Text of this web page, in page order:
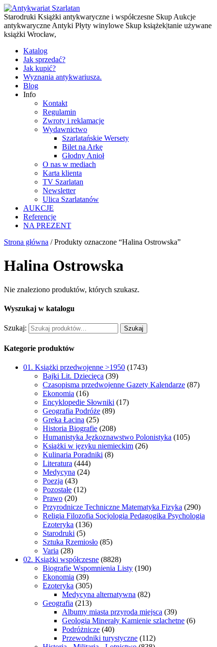
Starodruki Książki antykwaryczne i współczesne Skup Aukcje
antykwaryczne Antyki Płyty winylowe Skup książek|tanie używane
książki Wrocław,
Katalog
Jak sprzedać?
Jak kupić?
Wyznania antykwariusza.
Blog
Info
Kontakt
Regulamin
Zwroty i reklamacje
Wydawnictwo
Szarlatańskie Wersety
Bilet na Arkę
Głodny Anioł
O nas w mediach
Karta klienta
TV Szarlatan
Newsletter
Ulica Szarlatanów
AUKCJE
Referencje
NA PREZENT
Strona główna / Produkty oznaczone “Halina Ostrowska”
Halina Ostrowska
Nie znaleziono produktów, których szukasz.
Wyszukaj w katalogu
Szukaj: Szukaj
Kategorie produktów
01. Książki przedwojenne >1950 (1743)
Bajki Lit. Dziecięca (39)
Czasopisma przedwojenne Gazety Kalendarze (87)
Ekonomia (16)
Encyklopedie Słowniki (17)
Geografia Podróże (89)
Greka Łacina (25)
Historia Biografie (208)
Humanistyka Jęzkoznawstwo Polonistyka (105)
Książki w języku niemieckim (26)
Kulinaria Poradniki (8)
Literatura (444)
Medycyna (24)
Poezja (43)
Pozostałe (12)
Prawo (20)
Przyrodnicze Techniczne Matematyka Fizyka (290)
Religia Filozofia Socjologia Pedagogika Psychologia
Ezoteryka (136)
Starodruki (5)
Sztuka Rzemiosło (85)
Varia (28)
02. Książki współczesne (8828)
Biografie Wspomnienia Listy (190)
Ekonomia (39)
Ezoteryka (305)
Medycyna alternatywna (82)
Geografia (213)
Albumy miasta przyroda miejsca (39)
Geologia Minerały Kamienie szlachetne (6)
Podróżnicze (40)
Przewodniki turystyczne (112)